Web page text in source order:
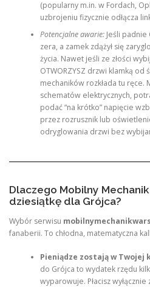
(popularny m.in. w Fordach,
uzbrojeniu fizycznie odłącza
Potencjalne awarie:Jeśli padnie
zera, a zamek zdążył się
życia. Nawet jeśli ze złości
OTWORZYSZ drzwi klamką od
mechaników rozkłada tu ręce.
schematów elektrycznych,
podać “na krótko” napięcie
przez rozrusznik lub
odryglowania drzwi bez
Dlaczego Mobilny
dziesiątkę dla Grójca?
Wybór serwisu
fanaberii. To chłodna, matematyczna
Pieniądze zostają w Twojej
do Grójca to wydatek rzędu
wyparowuje. Płacisz wyłącznie